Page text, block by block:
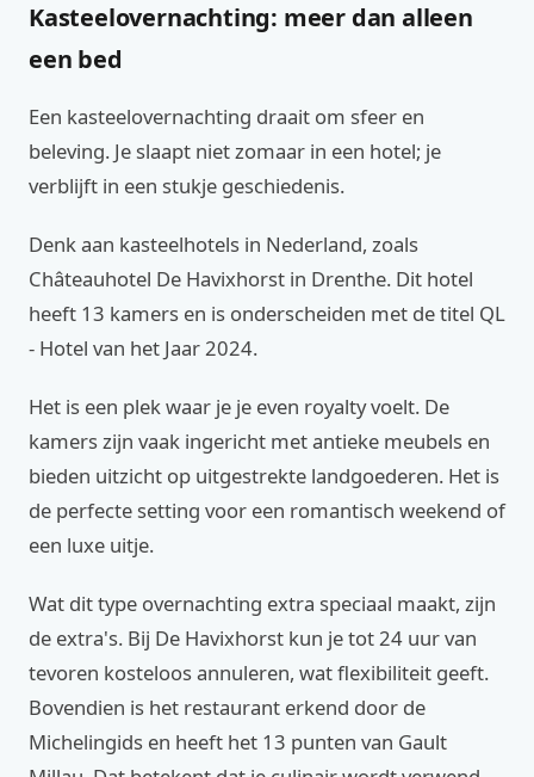
Kasteelovernachting: meer dan alleen
een bed
Een kasteelovernachting draait om sfeer en
beleving. Je slaapt niet zomaar in een hotel; je
verblijft in een stukje geschiedenis.
Denk aan kasteelhotels in Nederland, zoals
Châteauhotel De Havixhorst in Drenthe. Dit hotel
heeft 13 kamers en is onderscheiden met de titel QL
- Hotel van het Jaar 2024.
Het is een plek waar je je even royalty voelt. De
kamers zijn vaak ingericht met antieke meubels en
bieden uitzicht op uitgestrekte landgoederen. Het is
de perfecte setting voor een romantisch weekend of
een luxe uitje.
Wat dit type overnachting extra speciaal maakt, zijn
de extra's. Bij De Havixhorst kun je tot 24 uur van
tevoren kosteloos annuleren, wat flexibiliteit geeft.
Bovendien is het restaurant erkend door de
Michelingids en heeft het 13 punten van Gault